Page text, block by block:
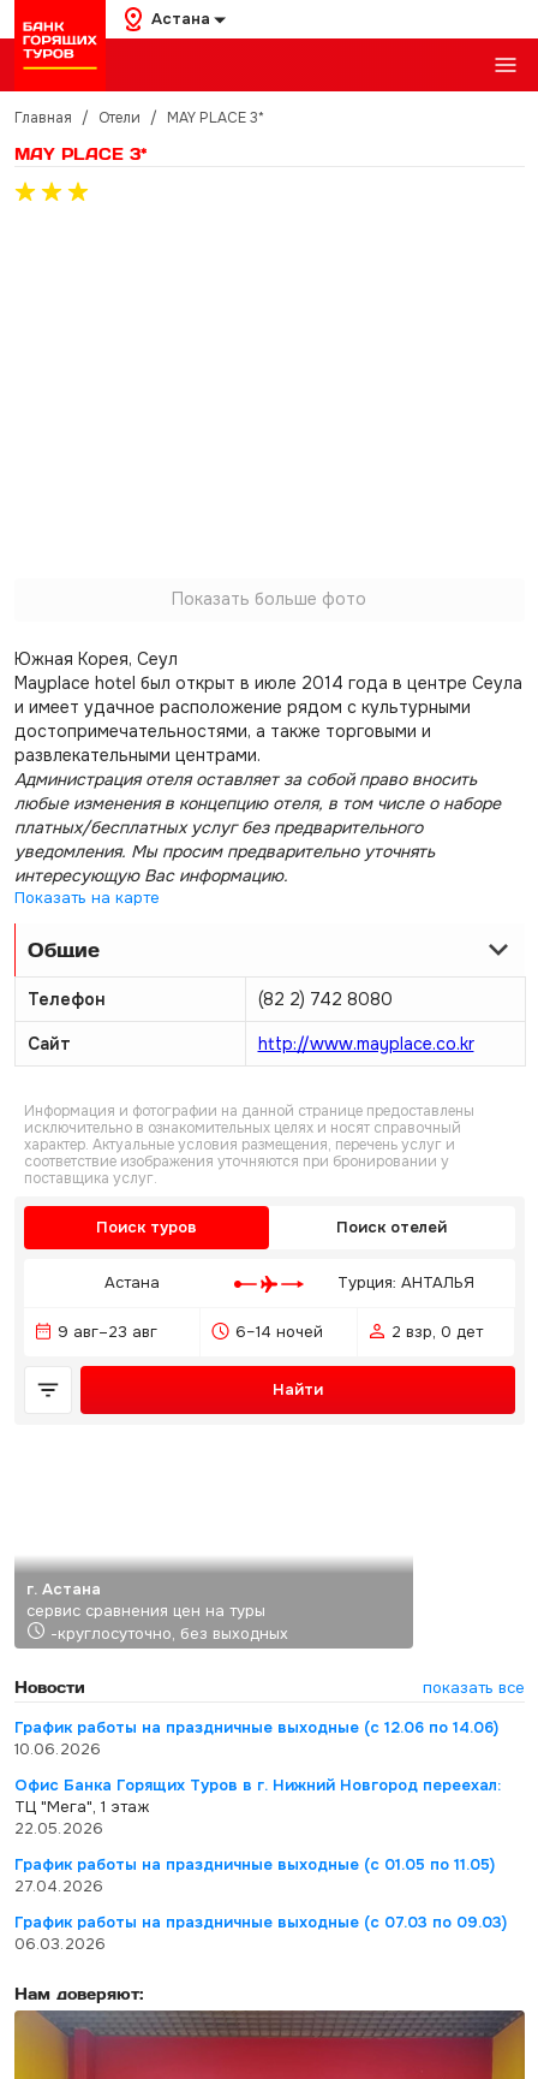
Астана
Главная / Отели / MAY PLACE 3*
MAY PLACE 3*
Показать больше фото
Южная Корея, Сеул
Mayplace hotel был открыт в июле 2014 года в центре Сеула
и имеет удачное расположение рядом с культурными
достопримечательностями, а также торговыми и
развлекательными центрами.
Администрация отеля оставляет за собой право вносить
любые изменения в концепцию отеля, в том числе о наборе
платных/бесплатных услуг без предварительного
уведомления. Мы просим предварительно уточнять
интересующую Вас информацию.
Показать на карте
Общие
Телефон (82 2) 742 8080
Сайт http://www.mayplace.co.kr
Информация и фотографии на данной странице предоставлены
исключительно в ознакомительных целях и носят справочный
характер. Актуальные условия размещения, перечень услуг и
соответствие изображения уточняются при бронировании у
поставщика услуг.
Поиск туров Поиск отелей
Астана Турция: АНТАЛЬЯ
9 авг–23 авг 6–14 ночей 2 взр, 0 дет
Найти
г. Астана
сервис сравнения цен на туры
-круглосуточно, без выходных
Новости
показать все
График работы на праздничные выходные (с 12.06 по 14.06)
10.06.2026
Офис Банка Горящих Туров в г. Нижний Новгород переехал:
ТЦ "Мега", 1 этаж
22.05.2026
График работы на праздничные выходные (с 01.05 по 11.05)
27.04.2026
График работы на праздничные выходные (с 07.03 по 09.03)
06.03.2026
Нам доверяют: